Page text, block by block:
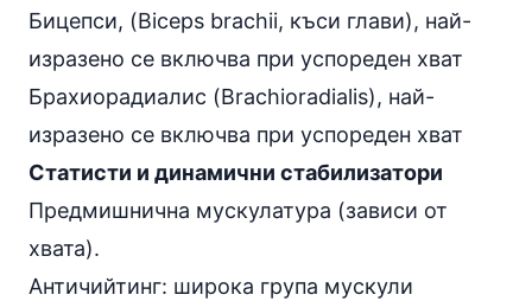
Бицепси, (Biceps brachii, къси глави), най-
изразено се включва при успореден хват
Брахиорадиалис (Brachioradialis), най-
изразено се включва при успореден хват
Статисти и динамични стабилизатори
Предмишнична мускулатура (зависи от
хвата).
Античийтинг: широка група мускули